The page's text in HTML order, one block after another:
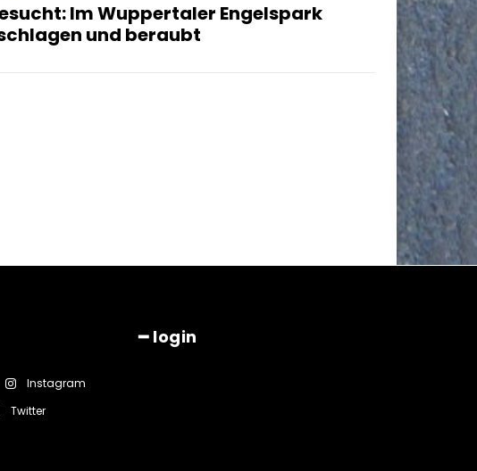
Im Wuppertaler Engelspark
und beraubt
Instagram
Twitter
━ login